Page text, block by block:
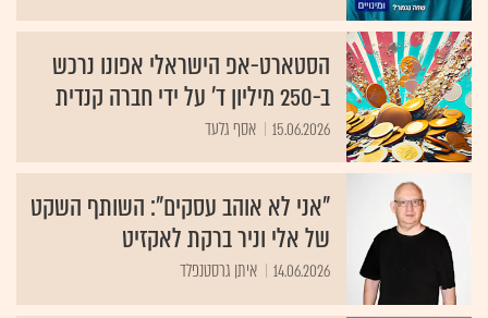
הסטארט-אפ הישראלי אפונו נרכש
ב-250 מיליון ד' על ידי חברה קנדית
15.06.2026 אסף גלעד
"אני לא אוהב עסקים": השותף השקט
של אלי וניר ברקת לאקזיט
14.06.2026 איתן גרסטנפלד